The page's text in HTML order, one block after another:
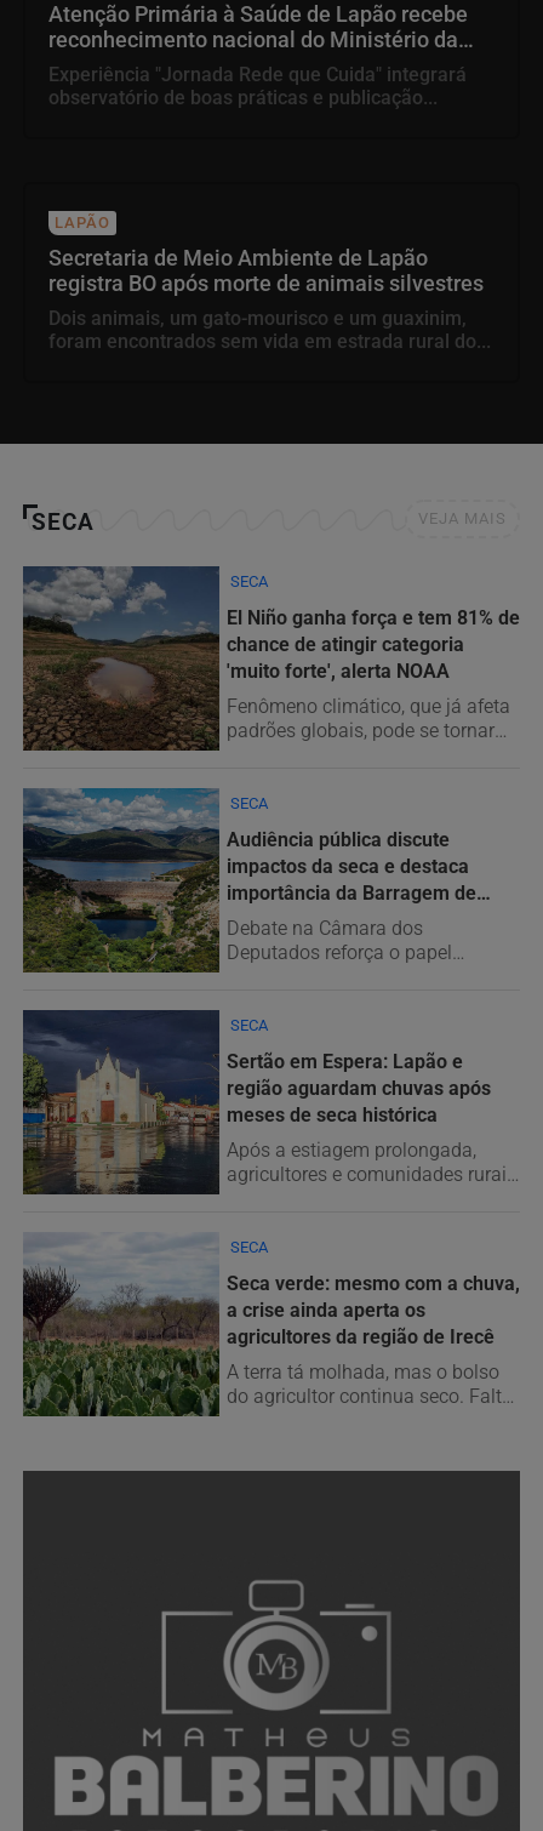
Atenção Primária à Saúde de Lapão recebe
reconhecimento nacional do Ministério da
Saúde
Experiência "Jornada Rede que Cuida" integrará
observatório de boas práticas e publicação...
LAPÃO
Secretaria de Meio Ambiente de Lapão
registra BO após morte de animais silvestres
Dois animais, um gato-mourisco e um guaxinim,
foram encontrados sem vida em estrada rural do...
SECA VEJA MAIS
SECA
El Niño ganha força e tem 81% de
chance de atingir categoria
'muito forte', alerta NOAA
Fenômeno climático, que já afeta
padrões globais, pode se tornar
SECA
Audiência pública discute
impactos da seca e destaca
importância da Barragem de
Mirorós
Debate na Câmara dos
Deputados reforça o papel
SECA
Sertão em Espera: Lapão e
região aguardam chuvas após
meses de seca histórica
Após a estiagem prolongada,
agricultores e comunidades rurais
SECA
Seca verde: mesmo com a chuva,
a crise ainda aperta os
agricultores da região de Irecê
A terra tá molhada, mas o bolso
do agricultor continua seco. Falta